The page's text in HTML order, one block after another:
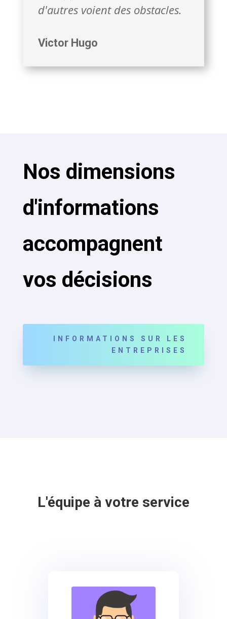
d'autres voient des obstacles.
Victor Hugo
Nos dimensions
d'informations
accompagnent
vos décisions
INFORMATIONS SUR LES
ENTREPRISES
L'équipe à votre service